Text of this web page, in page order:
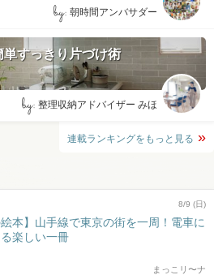
by: 朝時間アンバサダー
単すっきり片づけ術
by: 整理収納アドバイザー みほ
連載ランキングをもっと見る
8/9 (日)
絵本】山手線で東京の街を一周！電車に
楽しい一冊
まっこリ〜ナ